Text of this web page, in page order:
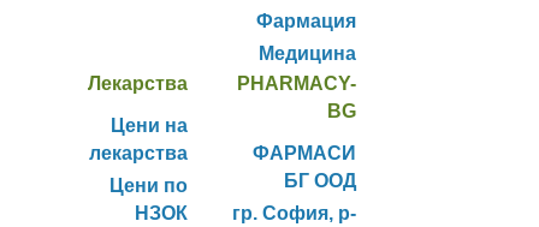
Фармация
Медицина
Лекарства
Цени на
лекарства
Цени по
НЗОК
PHARMACY-
BG
ФАРМАСИ
БГ ООД
гр. София, р-